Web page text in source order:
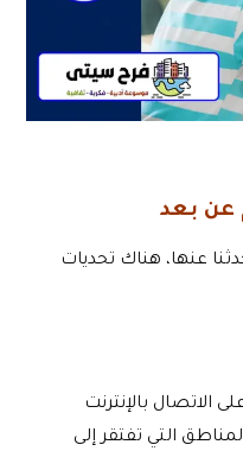
عن بعد
عنها، هناك تحديات
الاتصال بالإنترنت
التي تفتقر إلى